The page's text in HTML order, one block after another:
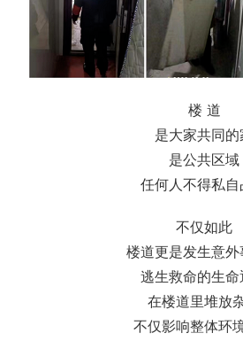
楼 道
是大家共同的
是公共区域
任何人不得私自
不仅如此
楼道更是发生意
逃生救命的生命
在楼道里堆放
不仅影响整体环